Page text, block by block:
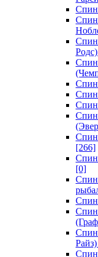
Родс)
[266]
[0]
Райз)